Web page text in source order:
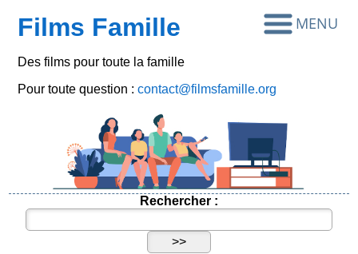
Films Famille
Des films pour toute la famille
Pour toute question :contact@filmsfamille.org
Rechercher :